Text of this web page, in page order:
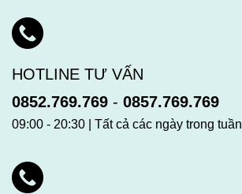
HOTLINE TƯ VẤN
0852.769.769 - 0857.769.769
09:00 - 20:30 | Tất cả các ngày trong tuần